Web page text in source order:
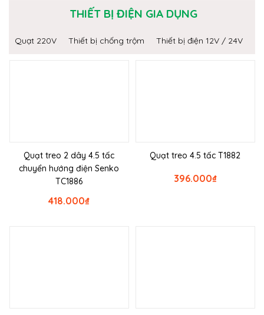
THIẾT BỊ ĐIỆN GIA DỤNG
Quạt 220V Thiết bị chống trộm Thiết bị điện 12V / 24V
Quạt treo 2 dây 4.5 tấc
chuyển hướng điện Senko
TC1886
₫
418.000
Quạt treo 4.5 tấc T1882
₫
396.000